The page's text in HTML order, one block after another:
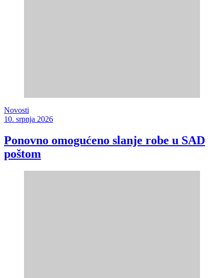
Novosti
10. srpnja 2026
Ponovno omogućeno slanje robe u SAD
poštom